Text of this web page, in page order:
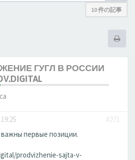
10 件の記事
ГУГЛ В РОССИИ
#271
первые позиции.
prodvizhenie-sajta-v-